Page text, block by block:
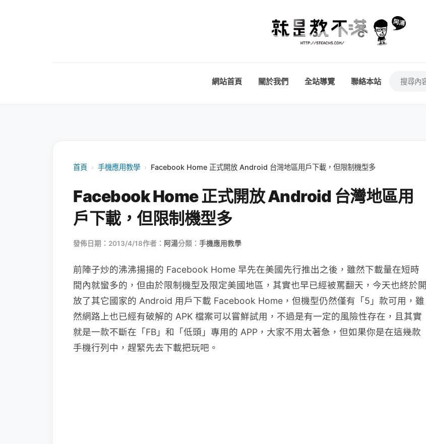
網站首頁 關於我們 全站導覽 聯絡本站
首頁 › 手機應用教學 › Facebook Home 正式開放 Android 台灣地區用戶下載，但限制機型多
Facebook Home 正式開放 Android 台灣地區用
戶下載，但限制機型多
發佈日期：2013/4/18作者： 阿湯分類： 手機應用教學
前陣子炒的沸沸揚揚的 Facebook Home 早先在美國先行推出之後，雖然下載量在短時
間內就蠻多的，但由於限制機型及限定美國地區，其實也早已經被罵翻天，今天也終於開
放了其它國家的 Android 用戶下載 Facebook Home，但機型仍然僅有「5」款可用，雖
然網路上也已經有破解的 APK 檔案可以嘗鮮試用，不過是有一定的風險性存在，且其實
就是一款不斷在「FB」和「低頭」專用的 APP，大家不用太著急，但如果你是在這幾款
手機行列中，趕緊先去下載把玩吧。